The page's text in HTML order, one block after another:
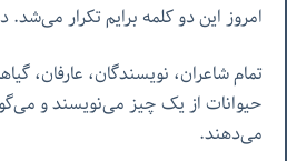
امروز این دو کلمه برایم تکرار می‌شد.
تمام شاعران، نویسندگان، عارفان،
حیوانات از یک چیز می‌نویسند و
می‌دهند.